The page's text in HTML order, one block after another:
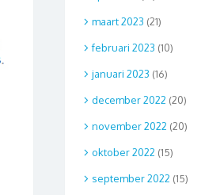
maart 2023 (21)
februari 2023 (10)
januari 2023 (16)
december 2022 (20)
november 2022 (20)
oktober 2022 (15)
september 2022 (15)